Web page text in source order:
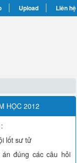
Upload Liên hệ
HỌC 2012
lốt sư tử
đúng các câu hỏi